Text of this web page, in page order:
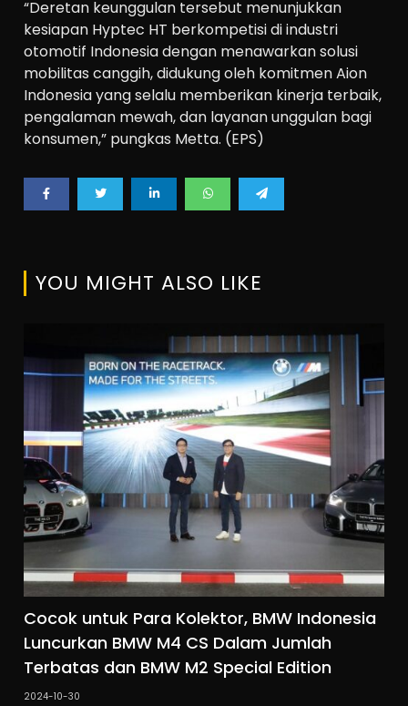
“Deretan keunggulan tersebut menunjukkan
kesiapan Hyptec HT berkompetisi di industri
otomotif Indonesia dengan menawarkan solusi
mobilitas canggih, didukung oleh komitmen Aion
Indonesia yang selalu memberikan kinerja terbaik,
pengalaman mewah, dan layanan unggulan bagi
konsumen,” pungkas Metta. (EPS)
YOU MIGHT ALSO LIKE
Cocok untuk Para Kolektor, BMW Indonesia
Luncurkan BMW M4 CS Dalam Jumlah
Terbatas dan BMW M2 Special Edition
2024-10-30